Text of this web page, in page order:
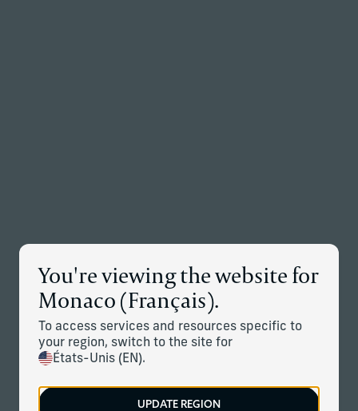
You're viewing the website for
Monaco (Français).
To access services and resources specific to
your region, switch to the site for
États-Unis (EN).
UPDATE REGION
Nous contacter